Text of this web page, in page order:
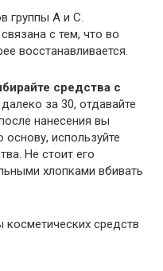
группы А и С.
с тем, что во
восстанавливается.
средства с
за 30, отдавайте
нанесения вы
используйте
Не стоит его
хлопками вбивать
средств